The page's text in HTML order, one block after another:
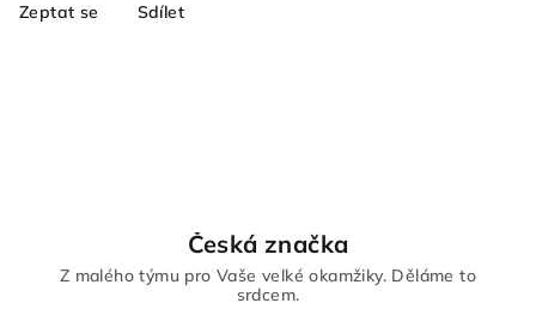
Zeptat se Sdílet
Česká značka
Z malého týmu pro Vaše velké okamžiky. Děláme to
srdcem.